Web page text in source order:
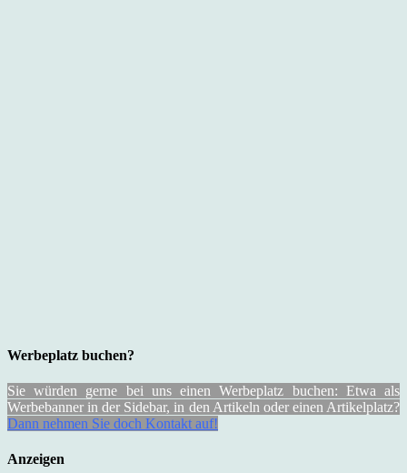
Werbeplatz buchen?
Sie würden gerne bei uns einen Werbeplatz buchen: Etwa als
Werbebanner in der Sidebar, in den Artikeln oder einen Artikelplatz?
Dann nehmen Sie doch Kontakt auf!
Anzeigen